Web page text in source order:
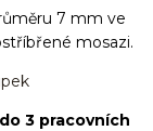
7 mm ve
mosazi.
3 pracovních